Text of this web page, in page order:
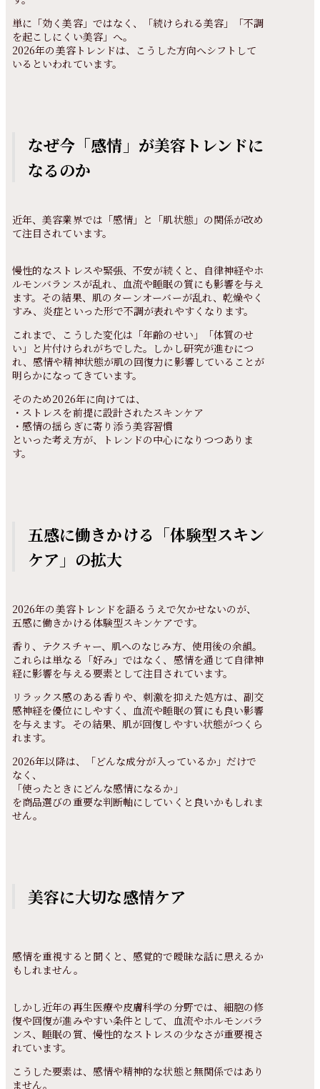
単に「効く美容」ではなく、「続けられる美容」「不調
を起こしにくい美容」へ。
2026年の美容トレンドは、こうした方向へシフトして
いるといわれています。
なぜ今「感情」が美容トレンドに
なるのか
近年、美容業界では「感情」と「肌状態」の関係が改め
て注目されています。
慢性的なストレスや緊張、不安が続くと、自律神経やホ
ルモンバランスが乱れ、血流や睡眠の質にも影響を与え
ます。その結果、肌のターンオーバーが乱れ、乾燥やく
すみ、炎症といった形で不調が表れやすくなります。
これまで、こうした変化は「年齢のせい」「体質のせ
い」と片付けられがちでした。しかし研究が進むにつ
れ、感情や精神状態が肌の回復力に影響していることが
明らかになってきています。
そのため2026年に向けては、
・ストレスを前提に設計されたスキンケア
・感情の揺らぎに寄り添う美容習慣
といった考え方が、トレンドの中心になりつつありま
す。
五感に働きかける「体験型スキン
ケア」の拡大
2026年の美容トレンドを語るうえで欠かせないのが、
五感に働きかける体験型スキンケアです。
香り、テクスチャー、肌へのなじみ方、使用後の余韻。
これらは単なる「好み」ではなく、感情を通じて自律神
経に影響を与える要素として注目されています。
リラックス感のある香りや、刺激を抑えた処方は、副交
感神経を優位にしやすく、血流や睡眠の質にも良い影響
を与えます。その結果、肌が回復しやすい状態がつくら
れます。
2026年以降は、「どんな成分が入っているか」だけで
なく、
「使ったときにどんな感情になるか」
を商品選びの重要な判断軸にしていくと良いかもしれま
せん。
美容に大切な感情ケア
感情を重視すると聞くと、感覚的で曖昧な話に思えるか
もしれません。
しかし近年の再生医療や皮膚科学の分野では、細胞の修
復や回復が進みやすい条件として、血流やホルモンバラ
ンス、睡眠の質、慢性的なストレスの少なさが重要視さ
れています。
こうした要素は、感情や精神的な状態と無関係ではあり
ません。